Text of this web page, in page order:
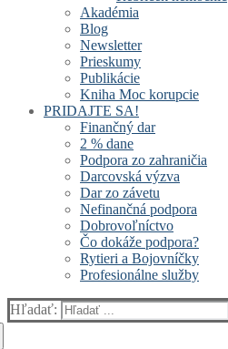
Akadémia
Blog
Newsletter
Prieskumy
Publikácie
Kniha Moc korupcie
PRIDAJTE SA!
Finančný dar
2 % dane
Podpora zo zahraničia
Darcovská výzva
Dar zo závetu
Nefinančná podpora
Dobrovoľníctvo
Čo dokáže podpora?
Rytieri a Bojovníčky
Profesionálne služby
Hľadať: